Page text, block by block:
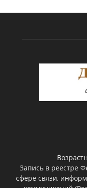
Запись в реестре
сфере связи,